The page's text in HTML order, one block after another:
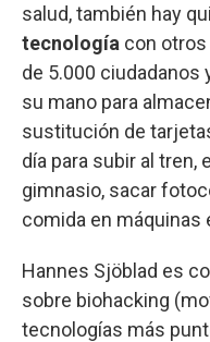
salud, también hay
tecnología con otros
de 5.000 ciudadanos
su mano para
sustitución de
día para subir al tren,
gimnasio, sacar
comida en máquinas
Hannes Sjöblad es
sobre biohacking
tecnologías más